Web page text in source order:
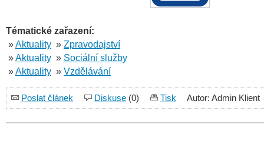
Tématické zařazení:
»Aktuality » Zpravodajství
»Aktuality » Sociální služby
»Aktuality » Vzdělávání
Poslat článek Diskuse (0) Tisk Autor: Admin Klient